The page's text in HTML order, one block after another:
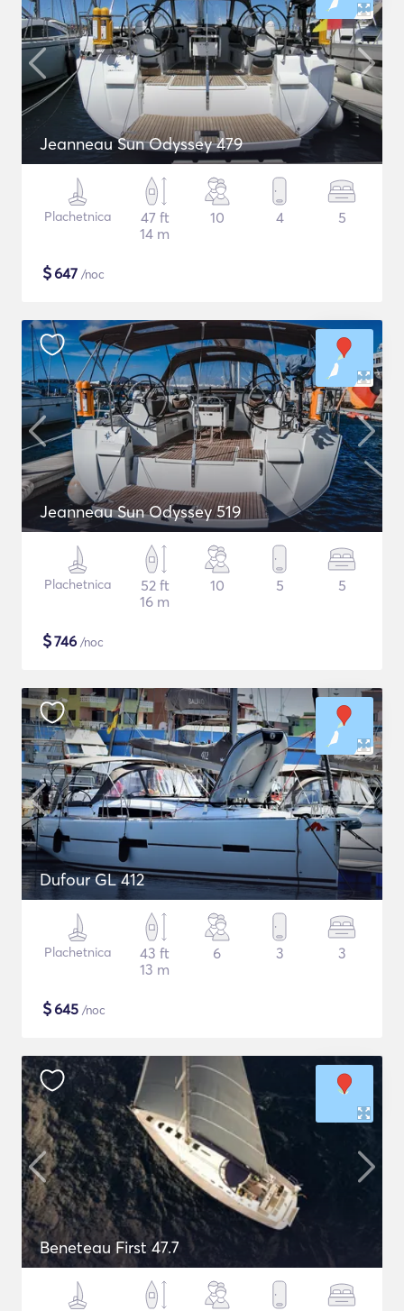
Jeanneau Sun Odyssey 479
Plachetnica
47 ft
14 m
10 4 5
$647 /noc
Jeanneau Sun Odyssey 519
Plachetnica
52 ft
16 m
10 5 5
$746 /noc
Dufour GL 412
Plachetnica
43 ft
13 m
6 3 3
$645 /noc
Beneteau First 47.7